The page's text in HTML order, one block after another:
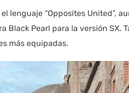
lenguaje “Opposites United”,
Black Pearl para la versión SX.
más equipadas.